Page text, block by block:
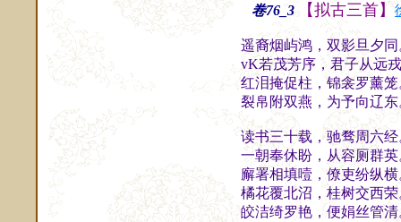
卷76_3【拟古三首】
遥裔烟屿鸿，双影旦夕
vK若茂芳序，君子从远
红泪掩促柱，锦衾罗薰
裂帛附双燕，为予向辽东
读书三十载，驰骛周六
一朝奉休盼，从容厕群
廨署相填噎，僚吏纷纵
橘花覆北沼，桂树交西
皎洁绮罗艳，便娟丝管